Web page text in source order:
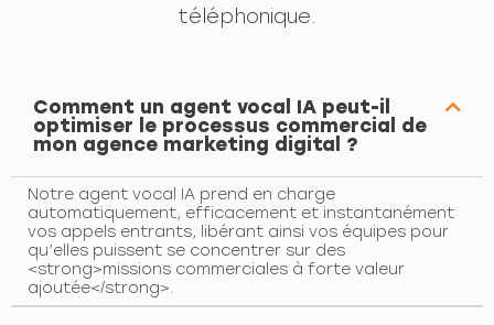
téléphonique.
Comment un agent vocal IA peut-il
optimiser le processus commercial de
mon agence marketing digital ?
Notre agent vocal IA prend en charge
automatiquement, efficacement et instantanément
vos appels entrants, libérant ainsi vos équipes pour
qu’elles puissent se concentrer sur des
<strong>missions commerciales à forte valeur
ajoutée</strong>.